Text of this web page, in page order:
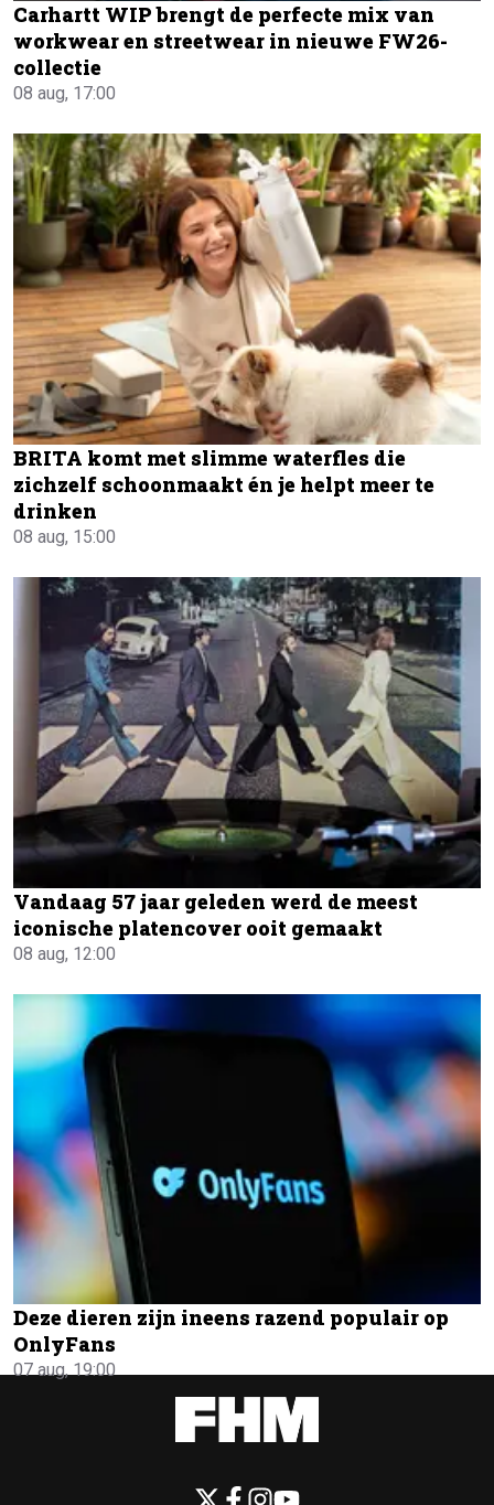
Carhartt WIP brengt de perfecte mix van
workwear en streetwear in nieuwe FW26-
collectie
08 aug, 17:00
BRITA komt met slimme waterfles die
zichzelf schoonmaakt én je helpt meer te
drinken
08 aug, 15:00
Vandaag 57 jaar geleden werd de meest
iconische platencover ooit gemaakt
08 aug, 12:00
Deze dieren zijn ineens razend populair op
OnlyFans
07 aug, 19:00